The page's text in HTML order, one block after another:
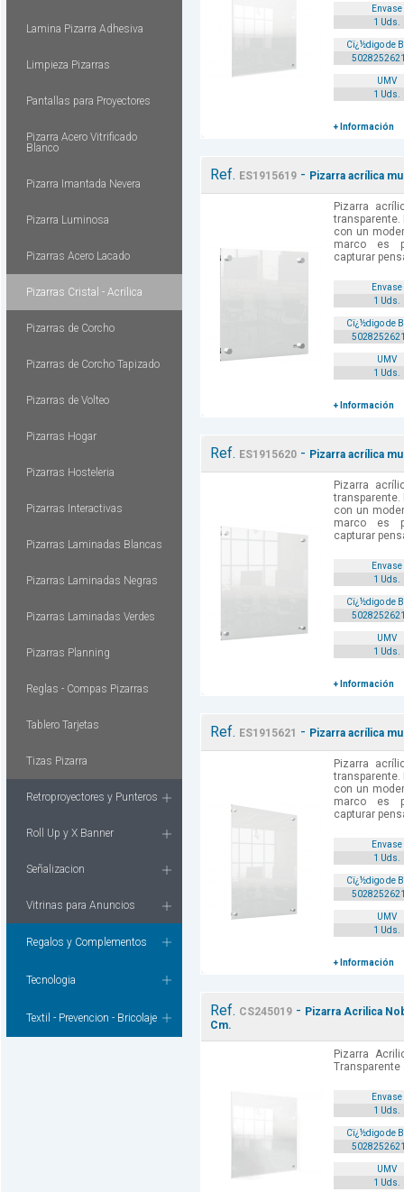
Lamina Pizarra Adhesiva
Limpieza Pizarras
Pantallas para Proyectores
Pizarra Acero Vitrificado
Blanco
Pizarra Imantada Nevera
Pizarra Luminosa
Pizarras Acero Lacado
Pizarras Cristal - Acrilica
Pizarras de Corcho
Pizarras de Corcho Tapizado
Pizarras de Volteo
Pizarras Hogar
Pizarras Hosteleria
Pizarras Interactivas
Pizarras Laminadas Blancas
Pizarras Laminadas Negras
Pizarras Laminadas Verdes
Pizarras Planning
Reglas - Compas Pizarras
Tablero Tarjetas
Tizas Pizarra
Retroproyectores y Punteros
Roll Up y X Banner
Señalizacion
Vitrinas para Anuncios
Regalos y Complementos
Tecnologia
Textil - Prevencion - Bricolaje
Envase
1 Uds.
Cï¿½digo de
UMV
1 Uds.
+ Información
Ref. ES1915619 - Pizarra acrílica
Pizarra
transparente.
con un
marco es
capturar
Envase
1 Uds.
Cï¿½digo de
UMV
1 Uds.
+ Información
Ref. ES1915620 - Pizarra acrílica
Pizarra
transparente.
con un
marco es
capturar
Envase
1 Uds.
Cï¿½digo de
UMV
1 Uds.
+ Información
Ref. ES1915621 - Pizarra acrílica
Pizarra
transparente.
con un
marco es
capturar
Envase
1 Uds.
Cï¿½digo de
UMV
1 Uds.
+ Información
Ref. CS245019 - Pizarra Acrilica
Cm.
Pizarra
Transparente
Envase
1 Uds.
Cï¿½digo de
UMV
1 Uds.